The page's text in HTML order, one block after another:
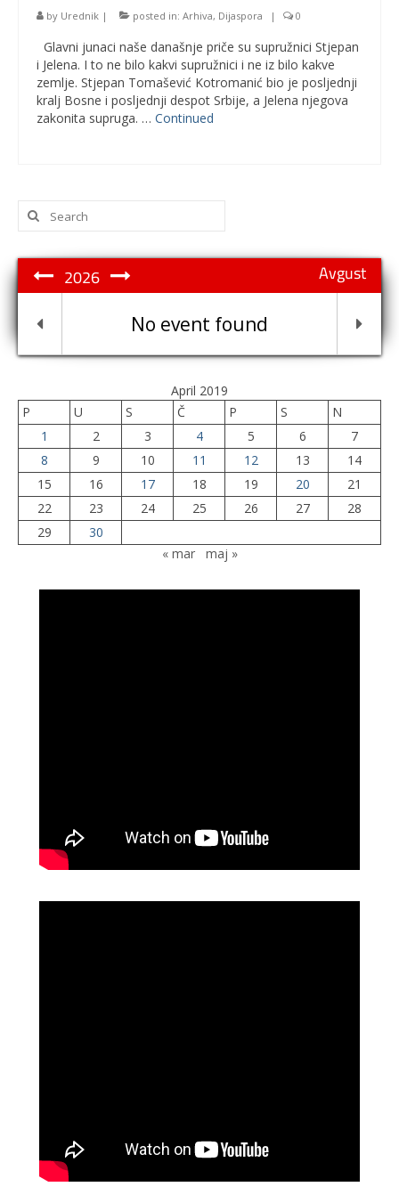
by Urednik | posted in: Arhiva, Dijaspora | 0
Glavni junaci naše današnje priče su supružnici Stjepan
i Jelena. I to ne bilo kakvi supružnici i ne iz bilo kakve
zemlje. Stjepan Tomašević Kotromanić bio je posljednji
kralj Bosne i posljednji despot Srbije, a Jelena njegova
zakonita supruga. … Continued
Search
for:
Avgust
2026
No event found
April 2019
P
U S Č P S
N
1
2 3 4 5 6
7
8
9 10 11 12 13
14
15
16 17 18 19 20
21
22
23 24 25 26 27
28
29
30
« mar
maj »